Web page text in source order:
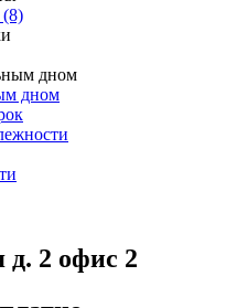
дном
д. 2 офис 2